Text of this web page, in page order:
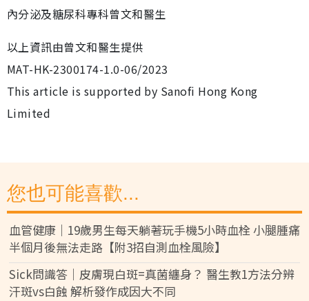
內分泌及糖尿科專科曾文和醫生
以上資訊由曾文和醫生提供
MAT-HK-2300174-1.0-06/2023
This article is supported by Sanofi Hong Kong
Limited
您也可能喜歡...
血管健康｜19歲男生每天躺著玩手機5小時血栓 小腿腫痛
半個月後無法走路【附3招自測血栓風險】
Sick問識答｜皮膚現白斑=真菌纏身？ 醫生教1方法分辨
汗斑vs白蝕 解析發作成因大不同